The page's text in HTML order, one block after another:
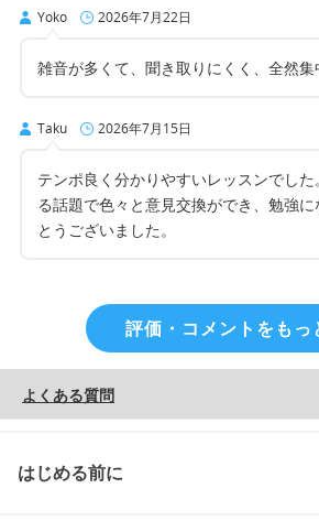
Yoko 2026年7月22日
雑音が多くて、聞き取りにくく、全然集
Taku 2026年7月15日
テンポ良く分かりやすいレッスンでし
る話題で色々と意見交換ができ、勉強
とうございました。
評価・コメントをもっ
よくある質問
はじめる前に